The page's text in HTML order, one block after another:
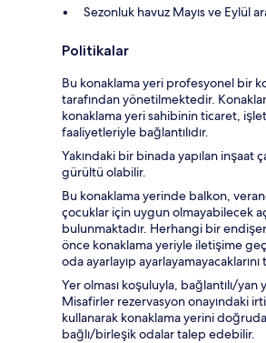
Sezonluk havuz Mayıs ve Eylül
Politikalar
Bu konaklama yeri profesyonel bir
tarafından yönetilmektedir.
konaklama yeri sahibinin ticaret,
faaliyetleriyle bağlantılıdır.
Yakındaki bir binada yapılan inşaat
gürültü olabilir.
Bu konaklama yerinde balkon,
çocuklar için uygun olmayabilecek
bulunmaktadır. Herhangi bir
önce konaklama yeriyle iletişime
oda ayarlayıp
Yer olması koşuluyla, bağlantılı/yan
Misafirler rezervasyon onayındaki
kullanarak konaklama yerini
bağlı/birleşik odalar talep edebilir.